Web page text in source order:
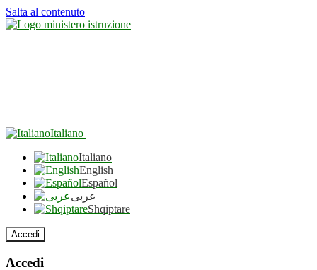
Salta al contenuto
Italiano
Italiano
English
Español
عربى
Shqiptare
Accedi
Accedi